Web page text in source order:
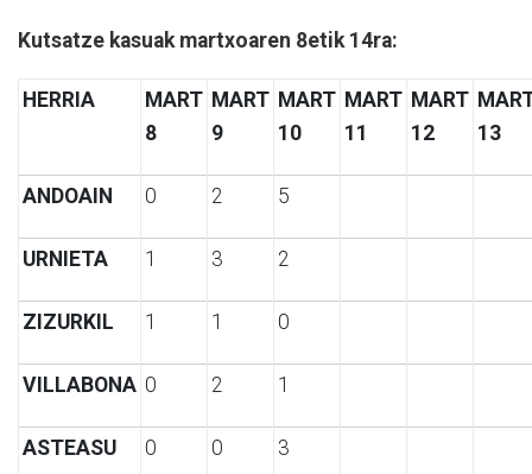
Kutsatze kasuak martxoaren 8etik 14ra:
HERRIA
MART
8
MART
9
MART
10
MART
11
MART
12
13
ANDOAIN 0 2 5
URNIETA 1 3 2
ZIZURKIL 1 1 0
VILLABONA 0 2 1
ASTEASU 0 0 3